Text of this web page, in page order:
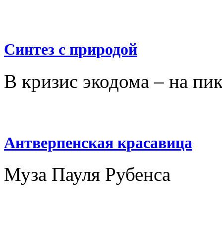
Синтез с природой
В кризис экодома – на
Антверпенская красавица
Муза Пауля Рубенса